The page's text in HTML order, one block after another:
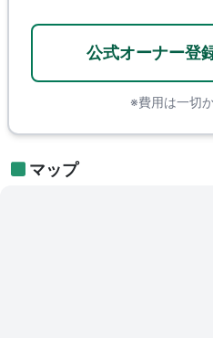
公式オーナー登
※費用は一切
マップ